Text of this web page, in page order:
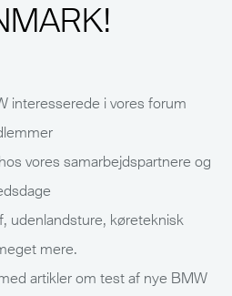
interesserede i vores forum
vores samarbejdspartnere og
udenlandsture, køreteknisk
mere.
artikler om test af nye BMW